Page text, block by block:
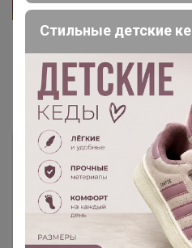
Показаны
Стильные детские